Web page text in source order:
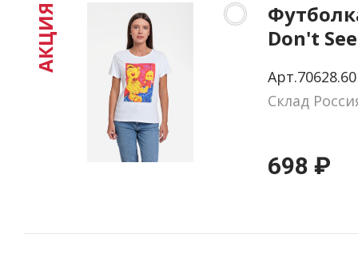
Don't
Склад
698 ₽
АКЦИЯ